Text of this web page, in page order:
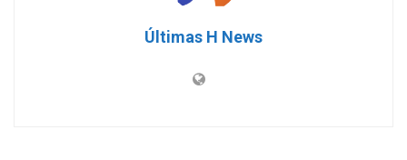
Últimas H News